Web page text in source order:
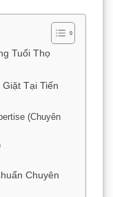
Tuổi Thọ
Tại Tiến
(Chuyên
Chuyên